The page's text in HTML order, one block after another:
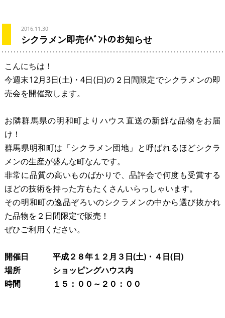
2016.11.30
シクラメン即売ｲﾍﾞﾝﾄのお知らせ
こんにちは！
今週末12月3日(土)・4日(日)の２日間限定でシクラメンの即
売会を開催致します。
お隣群馬県の明和町よりハウス直送の新鮮な品物をお届
け！
群馬県明和町は「シクラメン団地」と呼ばれるほどシクラ
メンの生産が盛んな町なんです。
非常に品質の高いものばかりで、品評会で何度も受賞する
ほどの技術を持った方もたくさんいらっしゃいます。
その明和町の逸品ぞろいのシクラメンの中から選び抜かれ
た品物を２日間限定で販売！
ぜひご利用ください。
開催日 平成２８年１２月３日(土)・４日(日)
場所 ショッピングハウス内
時間 １５：００～２０：００